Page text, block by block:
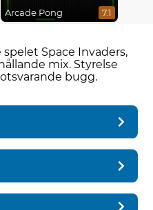
Arcade Pong 7.1
spelet Space Invaders,
mix. Styrelse
bugg.